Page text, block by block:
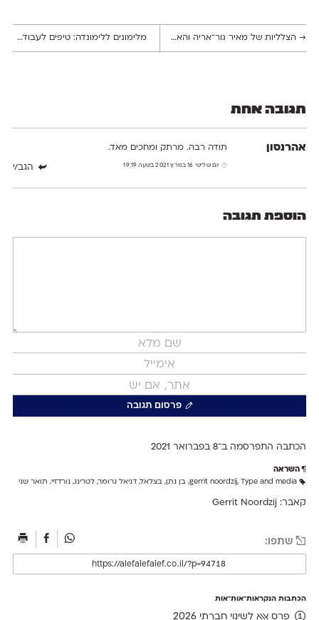
→הצלליות של מאיר גור־אריה והאריחים של זאב רבן מלימונים ללימונדה: טיפים לעבודה על פרויקט הגמר בזמן קורונה
תגובה אחת
אהרנסון תודה רבה. מרתק ומחכים מאד.
יום שלישי 16 במרץ 2021 בשעה 19:19 הגב/י
הוספת תגובה
פרסום תגובה
הכתבה התפרסמה ב־8 ב פברואר 2021
השראה
gerrit noordzij,Type and media
, בן נתן, בצלאל, דניאל גרומר, לטרינג, נורדזיי, תואר שני
קאבר: Gerrit Noordzij
שתפו:
הכתבות הנקראות־אות־אות
פרס אאא לשינוי חברתי 2026